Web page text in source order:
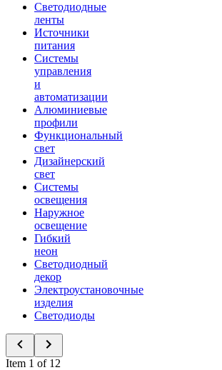
Светодиодные
ленты
Источники
питания
Системы
управления
и
автоматизации
Алюминиевые
профили
Функциональный
свет
Дизайнерский
свет
Системы
освещения
Наружное
освещение
Гибкий
неон
Светодиодный
декор
Электроустановочные
изделия
Светодиоды
Item 1 of 12